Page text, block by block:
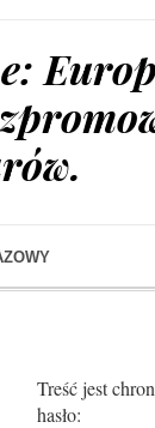
Treść jest
hasło: